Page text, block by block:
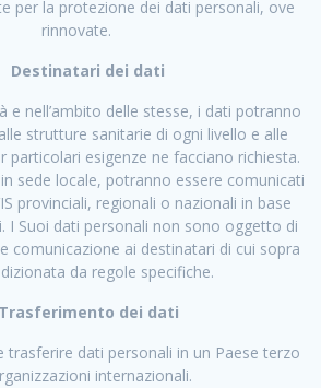
per la protezione dei dati personali, ove
rinnovate.
Destinatari dei dati
e nell’ambito delle stesse, i dati potranno
strutture sanitarie di ogni livello e alle
particolari esigenze ne facciano richiesta.
sede locale, potranno essere comunicati
provinciali, regionali o nazionali in base
I Suoi dati personali non sono oggetto di
comunicazione ai destinatari di cui sopra
da regole specifiche.
Trasferimento dei dati
trasferire dati personali in un Paese terzo
internazionali.